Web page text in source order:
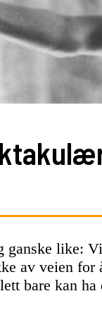
ganske like:
av veien for
bare kan